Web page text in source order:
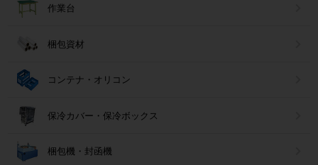
作業台
梱包資材
コンテナ・オリコン
保冷カバー・保冷ボックス
梱包機・封函機